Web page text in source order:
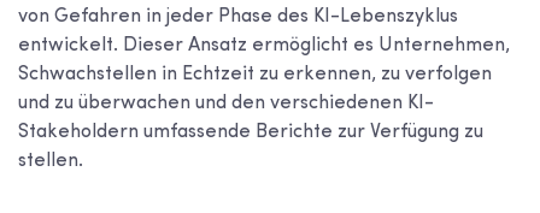
von Gefahren in jeder Phase des KI-Lebenszyklus
entwickelt. Dieser Ansatz ermöglicht es Unternehmen,
Schwachstellen in Echtzeit zu erkennen, zu verfolgen
und zu überwachen und den verschiedenen KI-
Stakeholdern umfassende Berichte zur Verfügung zu
stellen.